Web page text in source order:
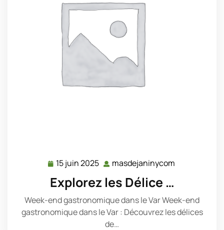
15 juin 2025 15
juin
2025
masdejaninycom
Explorez les Délice …
Week-end gastronomique dans le Var Week-end
gastronomique dans le Var : Découvrez les délices
de…